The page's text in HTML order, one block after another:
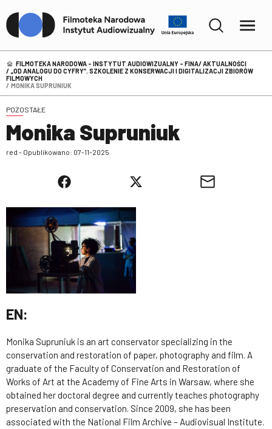
FILMOTEKA NARODOWA – INSTYTUT AUDIOWIZUALNY - FINA AKTUALNOŚCI
„OD ANALOGU DO CYFRY”. SZKOLENIE Z KONSERWACJI I DIGITALIZACJI ZBIORÓW
FILMOWYCH
MONIKA SUPRUNIUK
POZOSTAŁE
Monika Supruniuk
red - Opublikowano: 07-11-2025
EN:
Monika Supruniuk is an art conservator specializing in the
conservation and restoration of paper, photography and film. A
graduate of the Faculty of Conservation and Restoration of
Works of Art at the Academy of Fine Arts in Warsaw, where she
obtained her doctoral degree and currently teaches photography
preservation and conservation. Since 2009, she has been
associated with the National Film Archive – Audiovisual Institute.